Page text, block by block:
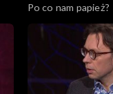
Po co nam papież?